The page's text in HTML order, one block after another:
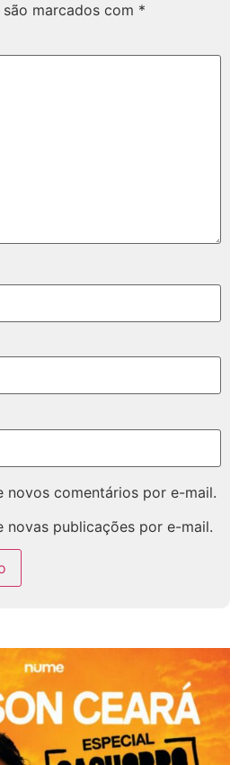
marcados com *
novos comentários por e-mail.
novas publicações por e-mail.